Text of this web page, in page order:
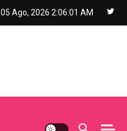
05 Ago, 2026 2:06:03 AM